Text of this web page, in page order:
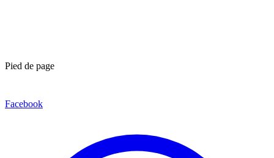
Pied de page
Facebook